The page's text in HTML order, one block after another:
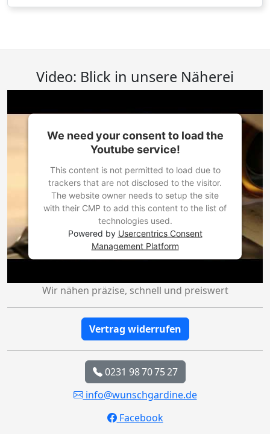
Video: Blick in unsere Näherei
We need your consent to load the
Youtube service!
This content is not permitted to load due to
trackers that are not disclosed to the visitor.
The website owner needs to setup the site
with their CMP to add this content to the list of
technologies used.
Powered by Usercentrics Consent
Management Platform
Wir nähen präzise, schnell und preiswert
Vertrag widerrufen
0231 98 70 75 27
info@wunschgardine.de
Facebook